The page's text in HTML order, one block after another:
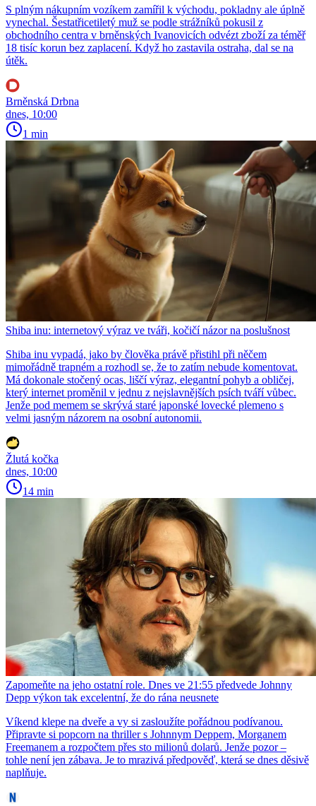
S plným nákupním vozíkem zamířil k východu, pokladny ale úplně
vynechal. Šestatřicetiletý muž se podle strážníků pokusil z
obchodního centra v brněnských Ivanovicích odvézt zboží za téměř
18 tisíc korun bez zaplacení. Když ho zastavila ostraha, dal se na
útěk.
Brněnská Drbna
dnes, 10:00
1 min
Shiba inu: internetový výraz ve tváři, kočičí názor na poslušnost
Shiba inu vypadá, jako by člověka právě přistihl při něčem
mimořádně trapném a rozhodl se, že to zatím nebude komentovat.
Má dokonale stočený ocas, liščí výraz, elegantní pohyb a obličej,
který internet proměnil v jednu z nejslavnějších psích tváří vůbec.
Jenže pod memem se skrývá staré japonské lovecké plemeno s
velmi jasným názorem na osobní autonomii.
Žlutá kočka
dnes, 10:00
14 min
Zapomeňte na jeho ostatní role. Dnes ve 21:55 předvede Johnny
Depp výkon tak excelentní, že do rána neusnete
Víkend klepe na dveře a vy si zasloužíte pořádnou podívanou.
Připravte si popcorn na thriller s Johnnym Deppem, Morganem
Freemanem a rozpočtem přes sto milionů dolarů. Jenže pozor –
tohle není jen zábava. Je to mrazivá předpověď, která se dnes děsivě
naplňuje.